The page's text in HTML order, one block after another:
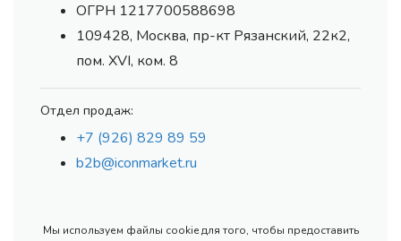
ОГРН 1217700588698
109428, Москва, пр-кт Рязанский, 22к2,
пом. XVI, ком. 8
Отдел продаж:
+7 (926) 829 89 59
b2b@iconmarket.ru
Мы используем файлы cookie для того, чтобы предоставить